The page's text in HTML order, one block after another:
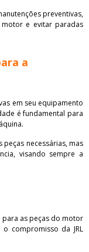
preventivas,
e evitar paradas
a
em seu equipamento
é fundamental para
peças necessárias, mas
visando sempre a
para as peças do motor
compromisso da JRL